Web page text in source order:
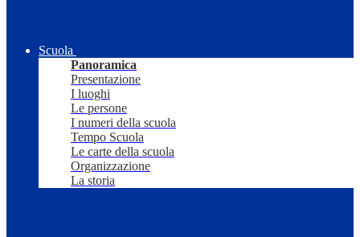
Scuola
Panoramica
Presentazione
I luoghi
Le persone
I numeri della scuola
Tempo Scuola
Le carte della scuola
Organizzazione
La storia